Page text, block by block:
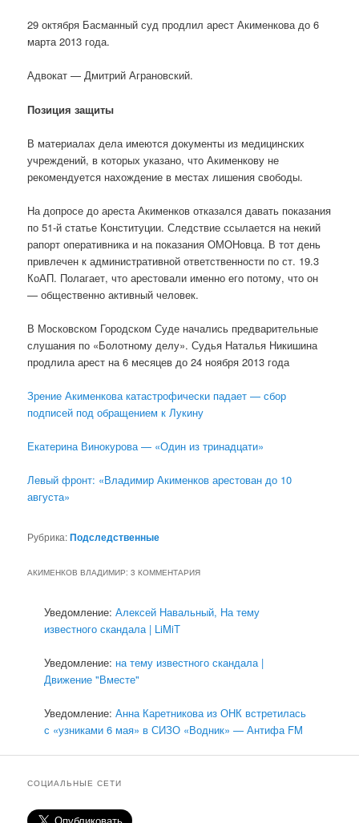
29 октября Басманный суд продлил арест Акименкова до 6
марта 2013 года.
Адвокат — Дмитрий Аграновский.
Позиция защиты
В материалах дела имеются документы из медицинских
учреждений, в которых указано, что Акименкову не
рекомендуется нахождение в местах лишения свободы.
На допросе до ареста Акименков отказался давать показания
по 51-й статье Конституции. Следствие ссылается на некий
рапорт оперативника и на показания ОМОНовца. В тот день
привлечен к административной ответственности по ст. 19.3
КоАП. Полагает, что арестовали именно его потому, что он
— общественно активный человек.
В Московском Городском Суде начались предварительные
слушания по «Болотному делу». Судья Наталья Никишина
продлила арест на 6 месяцев до 24 ноября 2013 года
Зрение Акименкова катастрофически падает — сбор
подписей под обращением к Лукину
Екатерина Винокурова — «Один из тринадцати»
Левый фронт: «Владимир Акименков арестован до 10
августа»
Рубрика:Подследственные
АКИМЕНКОВ ВЛАДИМИР: 3 КОММЕНТАРИЯ
Уведомление:Алексей Навальный, На тему
известного скандала | LiMiT
Уведомление: на тему известного скандала |
Движение "Вместе"
Уведомление:Анна Каретникова из ОНК встретилась
с «узниками 6 мая» в СИЗО «Водник» — Антифа FM
СОЦИАЛЬНЫЕ СЕТИ